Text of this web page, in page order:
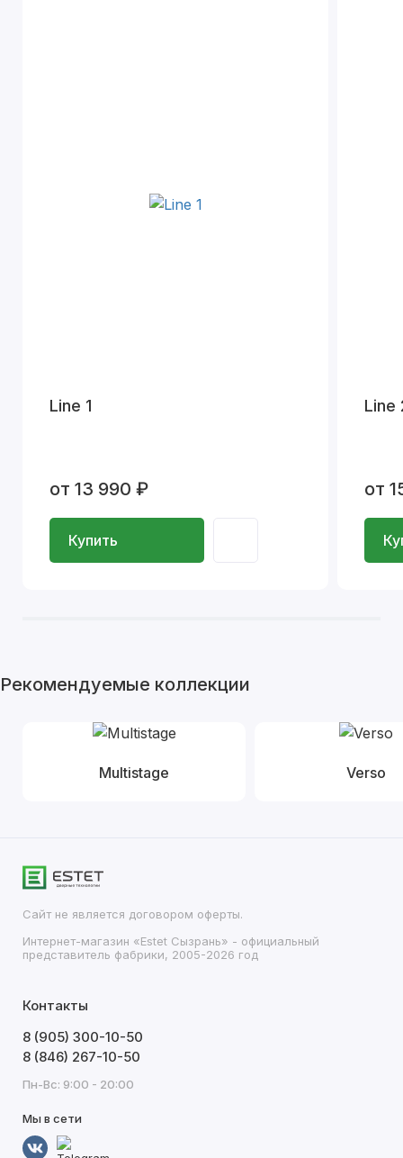
Line 1
от 13 990 ₽
Купить
Line
от
Рекомендуемые коллекции
Multistage Verso
Сайт не является договором оферты.
Интернет-магазин «Estet Сызрань» - официальный
представитель фабрики, 2005-2026 год
Контакты
8 (905) 300-10-50
8 (846) 267-10-50
Пн-Вс: 9:00 - 20:00
Мы в сети